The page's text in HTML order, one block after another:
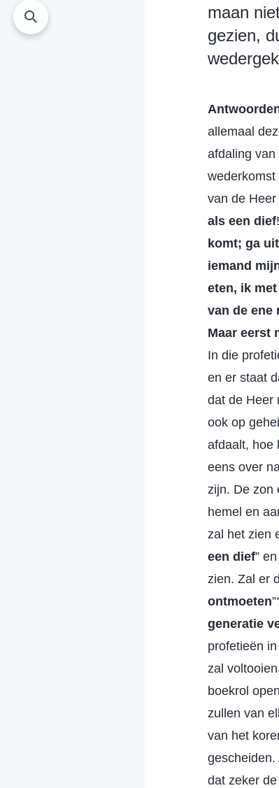
maan
gezien,
allemaal
afdaling
van de
als een dief
komt; ga
iemand
eten, ik
van de ene
Maar eerst
In die
en er staat
dat de Heer
ook op
afdaalt, hoe
eens over
zijn. De zon
hemel en
zal het zien
een dief”
zien. Zal er
ontmoeten
generatie
profetieën
zal
boekrol
zullen van
van het
dat zeker